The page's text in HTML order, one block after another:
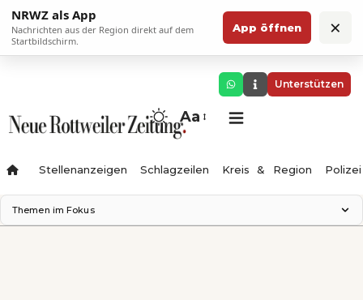
NRWZ als App
Nachrichten aus der Region direkt auf dem
Startbildschirm.
App öffnen ×
Unterstützen
Aa
Stellenanzeigen Schlagzeilen Kreis & Region Polizei
Themen im Fokus